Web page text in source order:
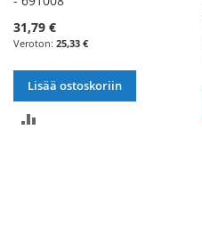
31,79 €
25,33 €
Lisää ostoskoriin